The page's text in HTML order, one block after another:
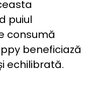
puiul
consumă
beneficiază
echilibrată.